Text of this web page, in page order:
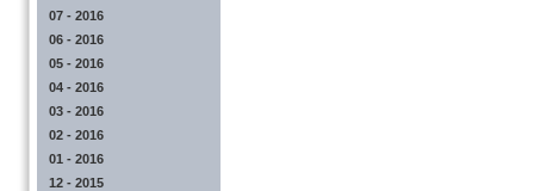
07 - 2016
06 - 2016
05 - 2016
04 - 2016
03 - 2016
02 - 2016
01 - 2016
12 - 2015